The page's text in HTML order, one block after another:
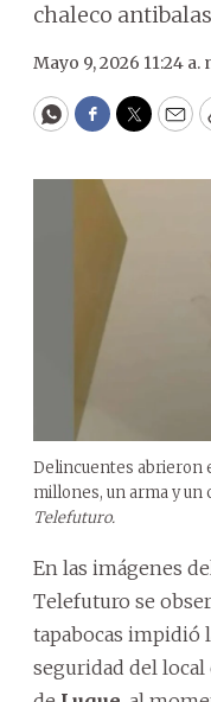
chaleco
Mayo 9, 2026 11:24 a.
WhatsApp
Facebook
Twitter
Delincuentes abrieron
millones, un arma y un
Telefuturo.
En las imágenes
Telefuturo se
tapabocas impidió
seguridad del